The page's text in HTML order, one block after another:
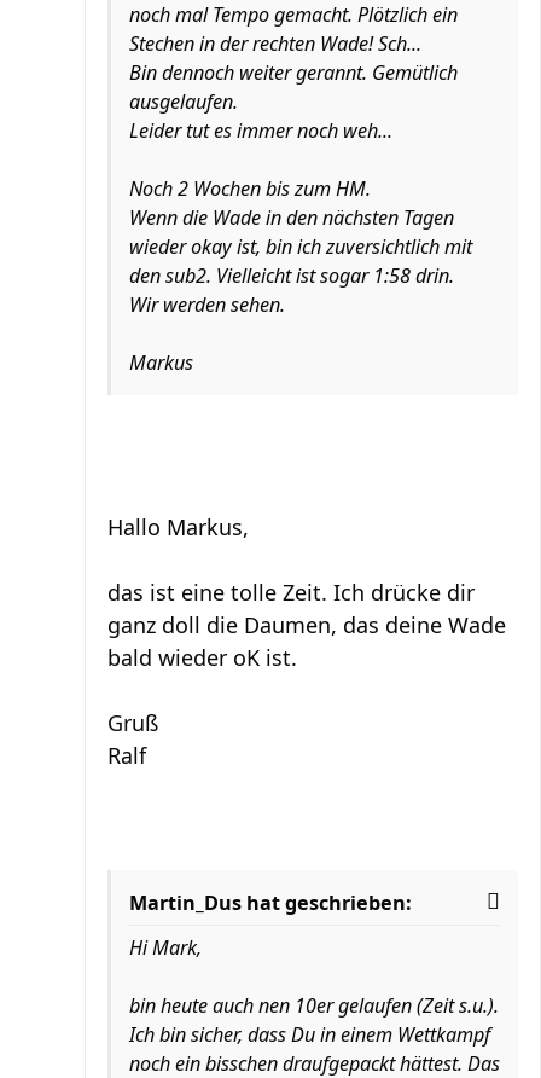
noch mal Tempo gemacht. Plötzlich ein
Stechen in der rechten Wade! Sch...
Bin dennoch weiter gerannt. Gemütlich
ausgelaufen.
Leider tut es immer noch weh...
Noch 2 Wochen bis zum HM.
Wenn die Wade in den nächsten Tagen
wieder okay ist, bin ich zuversichtlich mit
den sub2. Vielleicht ist sogar 1:58 drin.
Wir werden sehen.
Markus
Hallo Markus,
das ist eine tolle Zeit. Ich drücke dir
ganz doll die Daumen, das deine Wade
bald wieder oK ist.
Gruß
Ralf
Martin_Dus hat geschrieben:
Hi Mark,
bin heute auch nen 10er gelaufen (Zeit s.u.).
Ich bin sicher, dass Du in einem Wettkampf
noch ein bisschen draufgepackt hättest. Das